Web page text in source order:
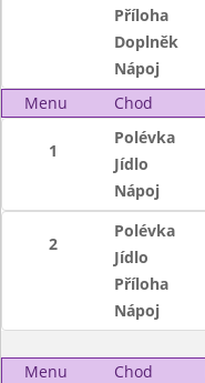
Příloha
Doplněk
Nápoj
Menu
Chod
1
Polévka
Jídlo
Nápoj
2
Polévka
Jídlo
Příloha
Nápoj
Menu Chod